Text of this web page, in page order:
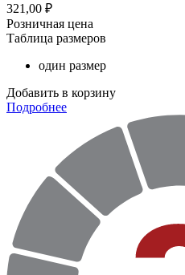
321,00 ₽
Розничная цена
Таблица размеров
один размер
Добавить в корзину
Подробнее